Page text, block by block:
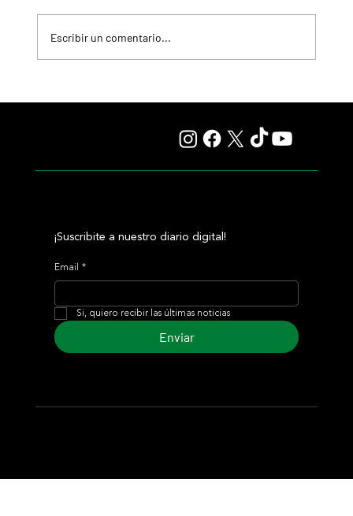
Escribir un comentario...
¡Suscribite a nuestro diario digital!
Email *
Si, quiero recibir las últimas noticias
Enviar